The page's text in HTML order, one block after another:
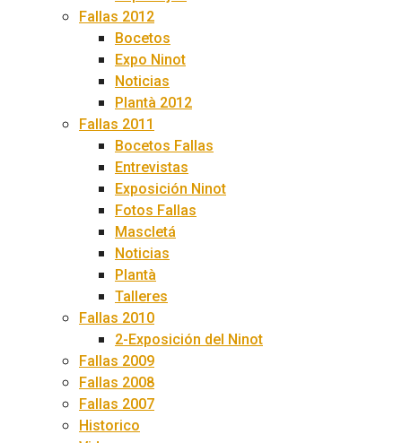
Fallas 2012
Bocetos
Expo Ninot
Noticias
Plantà 2012
Fallas 2011
Bocetos Fallas
Entrevistas
Exposición Ninot
Fotos Fallas
Mascletá
Noticias
Plantà
Talleres
Fallas 2010
2-Exposición del Ninot
Fallas 2009
Fallas 2008
Fallas 2007
Historico